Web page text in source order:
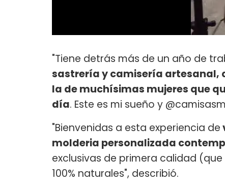
"Tiene detrás más de un año de
sastrería y camisería artesanal,
la de muchísimas mujeres que
día. Este es mi sueño y
"Bienvenidas a esta experiencia de
molderia personalizada
exclusivas de primera calidad
100% naturales", describió.